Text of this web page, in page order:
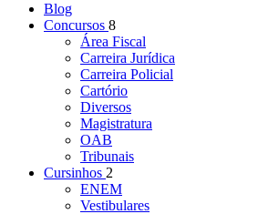
Blog
Concursos 8
Área Fiscal
Carreira Jurídica
Carreira Policial
Cartório
Diversos
Magistratura
OAB
Tribunais
Cursinhos 2
ENEM
Vestibulares